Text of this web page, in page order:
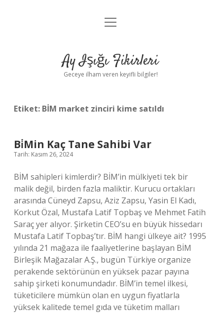
Anasayfa
Yasal Uyarı
menüyü
Ay Işığı Fikirleri
Geceye ilham veren keyifli bilgiler!
Etiket: BİM market zinciri kime satıldı
Bi̇Min Kaç Tane Sahibi Var
Tarih: Kasım 26, 2024
BİM sahipleri kimlerdir? BİM’in mülkiyeti tek bir
malik değil, birden fazla maliktir. Kurucu ortakları
arasında Cüneyd Zapsu, Aziz Zapsu, Yasin El Kadı,
Korkut Özal, Mustafa Latif Topbaş ve Mehmet Fatih
Saraç yer alıyor. Şirketin CEO’su en büyük hissedarı
Mustafa Latif Topbaş’tır. BİM hangi ülkeye ait? 1995
yılında 21 mağaza ile faaliyetlerine başlayan BİM
Birleşik Mağazalar A.Ş., bugün Türkiye organize
perakende sektörünün en yüksek pazar payına
sahip şirketi konumundadır. BİM’in temel ilkesi,
tüketicilere mümkün olan en uygun fiyatlarla
yüksek kalitede temel gıda ve tüketim malları